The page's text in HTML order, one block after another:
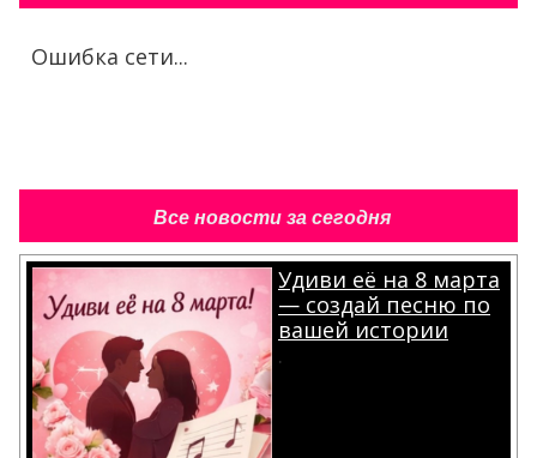
Ошибка сети...
Все новости за сегодня
Удиви её на 8 марта
— создай песню по
вашей истории
.